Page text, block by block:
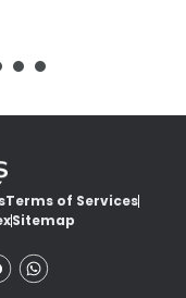
Terms of Services
Sitemap